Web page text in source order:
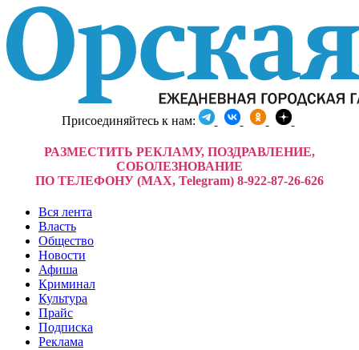
Присоединяйтесь к нам:
РАЗМЕСТИТЬ РЕКЛАМУ, ПОЗДРАВЛЕНИЕ,
СОБОЛЕЗНОВАНИЕ
ПО ТЕЛЕФОНУ (MAX, Telegram) 8-922-87-26-626
Вся лента
Власть
Общество
Новости
Афиша
Криминал
Культура
Прайс
Подписка
Реклама